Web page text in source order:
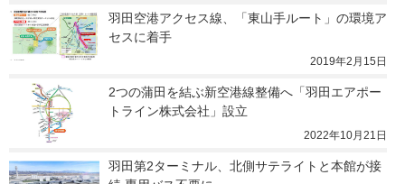
羽田空港アクセス線、「東山手ルート」の環境ア
セスに着手
2019年2月15日
2つの蒲田を結ぶ新空港線整備へ「羽田エアポー
トライン株式会社」設立
2022年10月21日
羽田第2ターミナル、北側サテライトと本館が接